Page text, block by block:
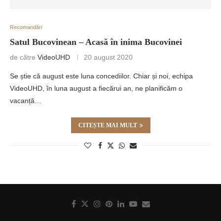
Recomandări
Satul Bucovinean – Acasă în inima Bucovinei
de către VideoUHD 20 august 2020
Se știe că august este luna concediilor. Chiar și noi, echipa
VideoUHD, în luna august a fiecărui an, ne planificăm o
vacanță…
CITEȘTE MAI MULT